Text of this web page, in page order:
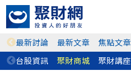
最新討論 最新文章 焦點文章
台股資訊
聚財商城 聚財講座